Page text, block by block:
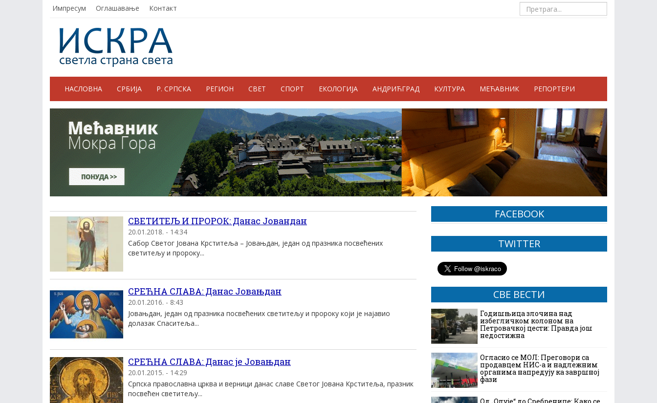
Импресум Оглашавање Контакт
НАСЛОВНА СРБИЈА Р. СРПСКА РЕГИОН СВЕТ СПОРТ ЕКОЛОГИЈА АНДРИЋГРАД КУЛТУРА МЕЋАВНИК РЕПОРТЕРИ
СВЕТИТЕЉ И ПРОРОК: Данас Јовандан
20.01.2018. - 14:34
Сабор Светог Јована Крститеља – Јовањдан, један од празника посвећених
светитељу и пророку...
СРЕЋНА СЛАВА: Данас Јовањдан
20.01.2016. - 8:43
Јовањдан, један од празника посвећених светитељу и пророку који је најавио
долазак Спаситеља...
СРЕЋНА СЛАВА: Данас је Јовањдан
20.01.2015. - 14:29
Српска православна црква и верници данас славе Светог Јована Крститеља, празник
посвећен светитељу...
FACEBOOK
TWITTER
СВЕ ВЕСТИ
Годишњица злочина над
избегличком колоном на
Петровачкој цести: Правда још
недостижна
Огласио се МОЛ: Преговори са
продавцем НИС-а и надлежним
органима напредују ка завршној
фази